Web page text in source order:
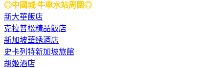
◎中國城/牛車水站周圍◎
新大華飯店
克拉普松精品飯店
新加坡華绣酒店
史卡列特新加坡旅館
胡姬酒店